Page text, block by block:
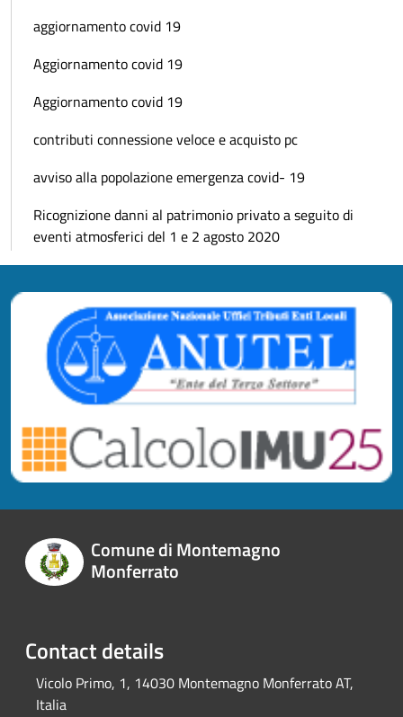
aggiornamento covid 19
Aggiornamento covid 19
Aggiornamento covid 19
contributi connessione veloce e acquisto pc
avviso alla popolazione emergenza covid- 19
Ricognizione danni al patrimonio privato a seguito di
eventi atmosferici del 1 e 2 agosto 2020
Comune di Montemagno
Monferrato
Contact details
Vicolo Primo, 1, 14030 Montemagno Monferrato AT,
Italia